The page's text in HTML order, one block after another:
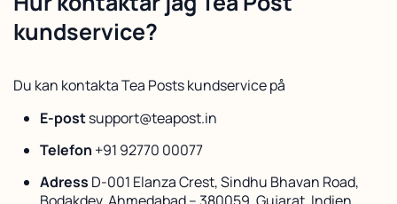
kundservice?
Du kan kontakta Tea Posts kundservice på
E-postsupport@teapost.in
Telefon +91 92770 00077
Adress D-001 Elanza Crest, Sindhu Bhavan Road,
Bodakdev, Ahmedabad – 380059, Gujarat, Indien